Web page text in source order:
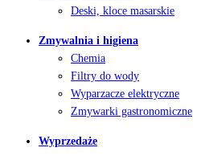
Deski, kloce masarskie
Zmywalnia i higiena
Chemia
Filtry do wody
Wyparzacze elektryczne
Zmywarki gastronomiczne
Wyprzedaże